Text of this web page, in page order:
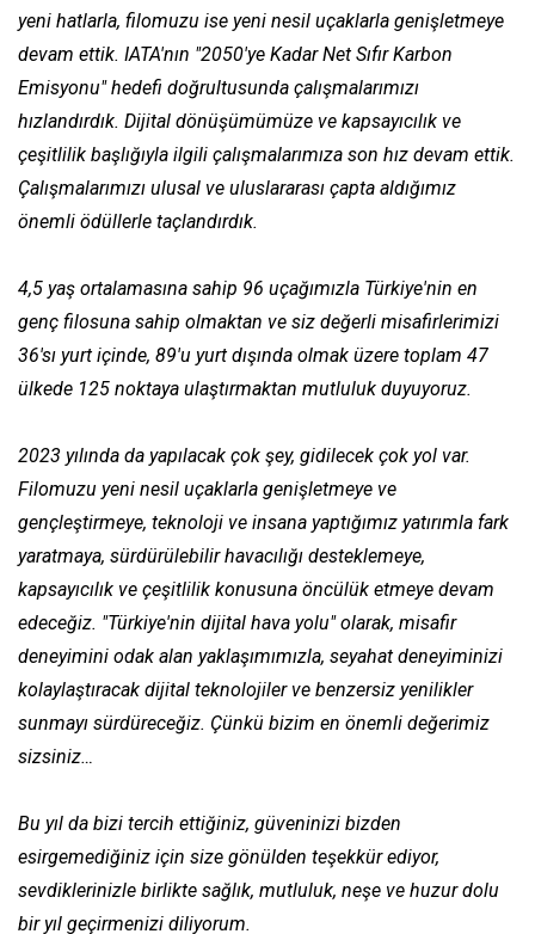
yeni hatlarla, filomuzu ise yeni nesil uçaklarla genişletmeye
devam ettik. IATA'nın "2050'ye Kadar Net Sıfır Karbon
Emisyonu" hedefi doğrultusunda çalışmalarımızı
hızlandırdık. Dijital dönüşümümüze ve kapsayıcılık ve
çeşitlilik başlığıyla ilgili çalışmalarımıza son hız devam ettik.
Çalışmalarımızı ulusal ve uluslararası çapta aldığımız
önemli ödüllerle taçlandırdık.
4,5 yaş ortalamasına sahip 96 uçağımızla Türkiye'nin en
genç filosuna sahip olmaktan ve siz değerli misafirlerimizi
36'sı yurt içinde, 89'u yurt dışında olmak üzere toplam 47
ülkede 125 noktaya ulaştırmaktan mutluluk duyuyoruz.
2023 yılında da yapılacak çok şey, gidilecek çok yol var.
Filomuzu yeni nesil uçaklarla genişletmeye ve
gençleştirmeye, teknoloji ve insana yaptığımız yatırımla fark
yaratmaya, sürdürülebilir havacılığı desteklemeye,
kapsayıcılık ve çeşitlilik konusuna öncülük etmeye devam
edeceğiz. "Türkiye'nin dijital hava yolu" olarak, misafir
deneyimini odak alan yaklaşımımızla, seyahat deneyiminizi
kolaylaştıracak dijital teknolojiler ve benzersiz yenilikler
sunmayı sürdüreceğiz. Çünkü bizim en önemli değerimiz
sizsiniz…
Bu yıl da bizi tercih ettiğiniz, güveninizi bizden
esirgemediğiniz için size gönülden teşekkür ediyor,
sevdiklerinizle birlikte sağlık, mutluluk, neşe ve huzur dolu
bir yıl geçirmenizi diliyorum.